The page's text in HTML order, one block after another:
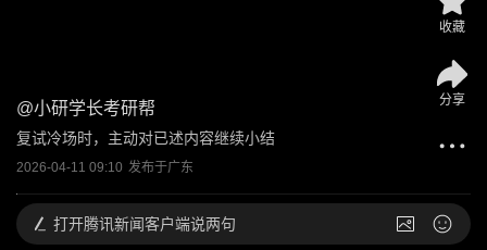
@小研学长考研帮
复试冷场时，主动对已述内容继续小结
2026-04-11 09:10 发布于广东
收藏
分享
打开腾讯新闻客户端说两句